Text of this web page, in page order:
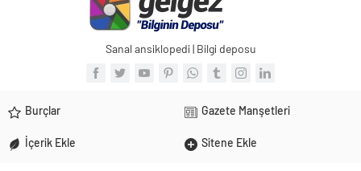
Sanal ansiklopedi | Bilgi deposu
Burçlar Gazete Manşetleri
İçerik Ekle Sitene Ekle